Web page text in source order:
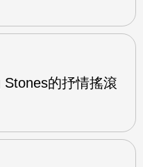
的抒情搖滾